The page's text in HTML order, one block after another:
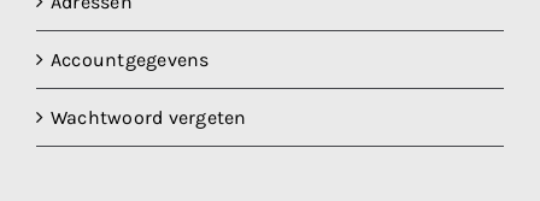
Accountgegevens
Wachtwoord vergeten